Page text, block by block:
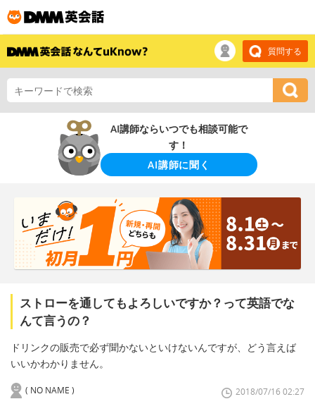
質問する
AI講師ならいつでも相談可能で
す！
AI講師に聞く
ストローを通してもよろしいですか？って英語でな
んて言うの？
ドリンクの販売で必ず聞かないといけないんですが、どう言えば
いいかわかりません。
( NO NAME ) 2018/07/16 02:27